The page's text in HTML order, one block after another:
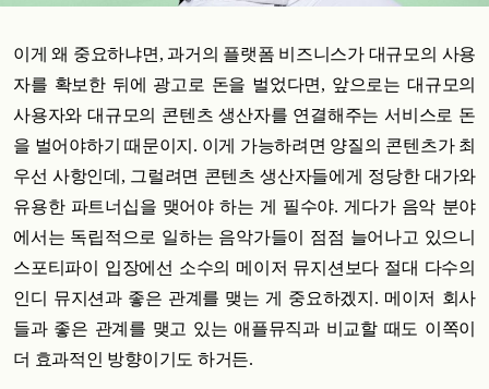
이게 왜 중요하냐면, 과거의 플랫폼 비즈니스가 대규모의 사용
자를 확보한 뒤에 광고로 돈을 벌었다면, 앞으로는 대규모의
사용자와 대규모의 콘텐츠 생산자를 연결해주는 서비스로 돈
을 벌어야하기 때문이지. 이게 가능하려면 양질의 콘텐츠가 최
우선 사항인데, 그럴려면 콘텐츠 생산자들에게 정당한 대가와
유용한 파트너십을 맺어야 하는 게 필수야. 게다가 음악 분야
에서는 독립적으로 일하는 음악가들이 점점 늘어나고 있으니
스포티파이 입장에선 소수의 메이저 뮤지션보다 절대 다수의
인디 뮤지션과 좋은 관계를 맺는 게 중요하겠지. 메이저 회사
들과 좋은 관계를 맺고 있는 애플뮤직과 비교할 때도 이쪽이
더 효과적인 방향이기도 하거든.